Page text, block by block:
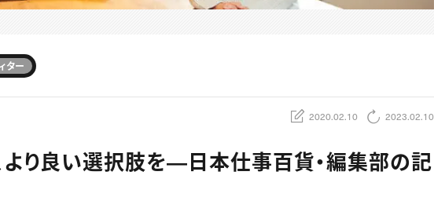
ター
2020.02.10 2023.02.10
より良い選択肢を―日本仕事百貨・編集部の記